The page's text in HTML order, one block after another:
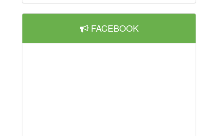
FACEBOOK